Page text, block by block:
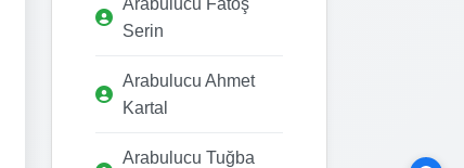
Serin
Arabulucu Ahmet
Kartal
Arabulucu Tuğba